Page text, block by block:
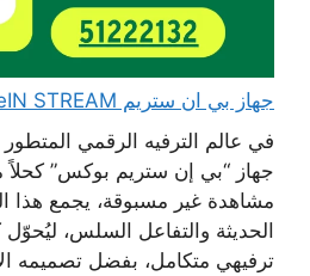
جهاز بي ان ستريم beIN STREAM الكويت مع اشتراك
في عالم الترفيه الرقمي المتطور
جهاز “بي إن ستريم بوكس” كحلاً
مشاهدة غير مسبوقة، يجمع هذا
الحديثة والتفاعل السلس،
ترفيهي متكامل، بفضل تصميمه